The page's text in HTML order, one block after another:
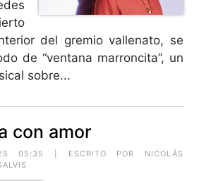
del gremio vallenato, se
de “ventana marroncita”, un
sobre...
con amor
05:35 | ESCRITO POR NICOLÁS